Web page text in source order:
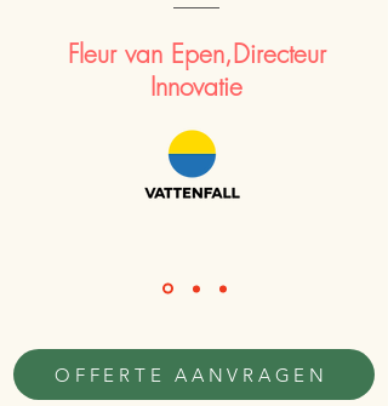
Fleur van Epen,Directeur
Innovatie
OFFERTE AANVRAGEN